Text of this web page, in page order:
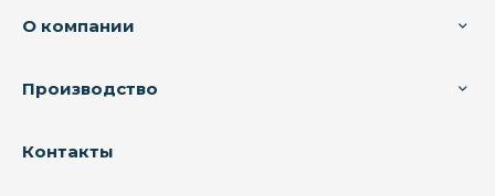
О компании
Производство
Контакты